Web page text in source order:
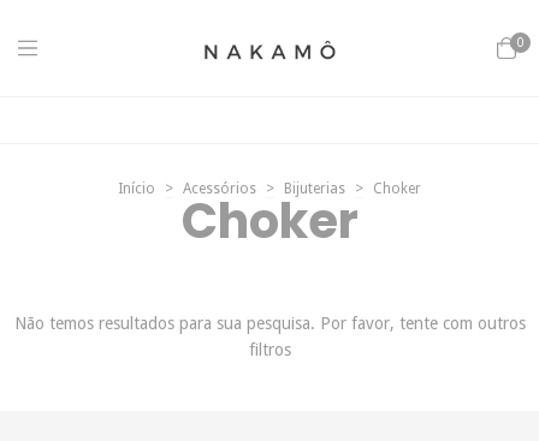
0
Início > Acessórios > Bijuterias > Choker
Choker
Não temos resultados para sua pesquisa. Por favor, tente com outros
filtros